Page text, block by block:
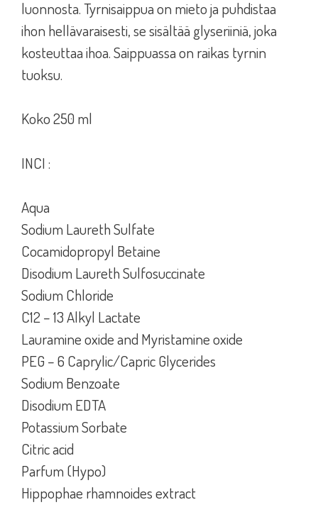
luonnosta. Tyrnisaippua on mieto ja puhdistaa
ihon hellävaraisesti, se sisältää glyseriiniä, joka
kosteuttaa ihoa. Saippuassa on raikas tyrnin
tuoksu.
Koko 250 ml
INCI :
Aqua
Sodium Laureth Sulfate
Cocamidopropyl Betaine
Disodium Laureth Sulfosuccinate
Sodium Chloride
C12 – 13 Alkyl Lactate
Lauramine oxide and Myristamine oxide
PEG – 6 Caprylic/Capric Glycerides
Sodium Benzoate
Disodium EDTA
Potassium Sorbate
Citric acid
Parfum (Hypo)
Hippophae rhamnoides extract